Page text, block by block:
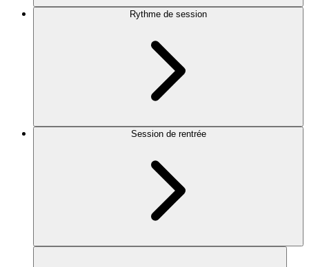
Rythme de session
Session de rentrée